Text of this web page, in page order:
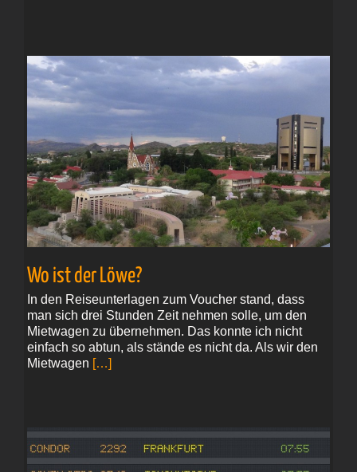
Wo ist der Löwe?
In den Reiseunterlagen zum Voucher stand, dass
man sich drei Stunden Zeit nehmen solle, um den
Mietwagen zu übernehmen. Das konnte ich nicht
einfach so abtun, als stände es nicht da. Als wir den
Mietwagen […]